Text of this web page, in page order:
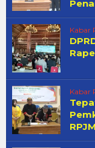
Kabar
Kabar